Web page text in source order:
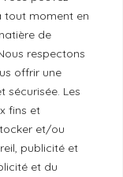
tout moment en
de
respectons
offrir une
sécurisée. Les
fins et
et/ou
publicité et
et du